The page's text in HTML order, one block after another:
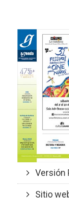
Versión
Sitio